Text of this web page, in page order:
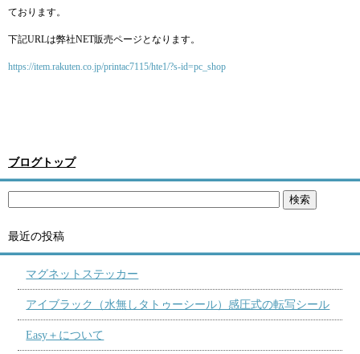
ております。
下記URLは弊社NET販売ページとなります。
https://item.rakuten.co.jp/printac7115/hte1/?s-id=pc_shop
ブログトップ
最近の投稿
マグネットステッカー
アイブラック（水無しタトゥーシール）感圧式の転写シール
Easy＋について